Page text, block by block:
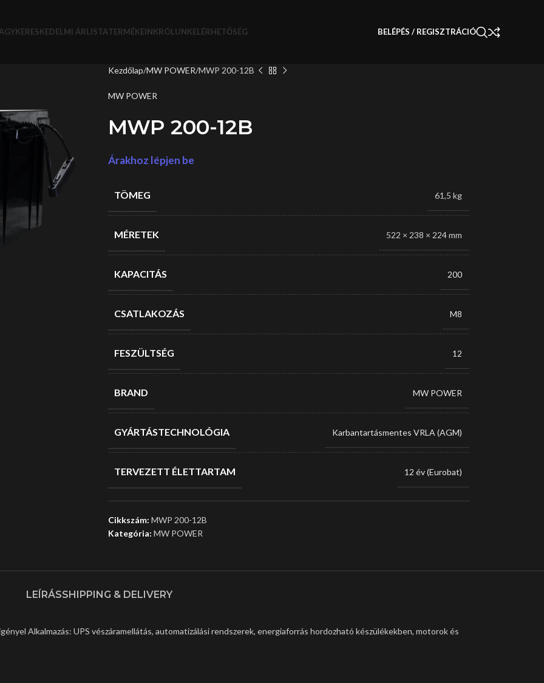
ÁRLISTATERMÉKEINKRÓLUNKELÉRHETŐSÉG BELÉPÉS / REGISZTRÁCIÓ
Kezdőlap MW POWER MWP 200-12B
MW POWER
MWP 200-12B
Árakhoz lépjen be
TÖMEG 61,5 kg
MÉRETEK 522 × 238 × 224 mm
KAPACITÁS 200
CSATLAKOZÁS M8
FESZÜLTSÉG 12
BRAND MW POWER
GYÁRTÁSTECHNOLÓGIA Karbantartásmentes VRLA (AGM)
TERVEZETT ÉLETTARTAM 12 év (Eurobat)
Cikkszám: MWP 200-12B
Kategória: MW POWER
LEÍRÁSSHIPPING & DELIVERY
Alkalmazás: UPS vészáramellátás, automatizálási rendszerek, energiaforrás hordozható készülékekben, motorok és